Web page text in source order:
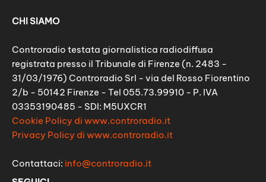
CHI SIAMO
Controradio testata giornalistica radiodiffusa
registrata presso il Tribunale di Firenze (n. 2483 -
31/03/1976) Controradio Srl - via del Rosso Fiorentino
2/b - 50142 Firenze - Tel 055.73.99910 - P. IVA
03353190485 - SDI: M5UXCR1
Cookie Policy di www.controradio.it
Privacy Policy di www.controradio.it
Contattaci: info@controradio.it